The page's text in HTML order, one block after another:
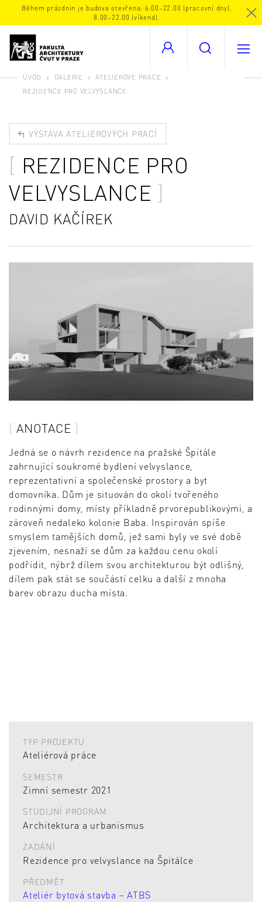
Během prázdnin je budova otevřena: 6.00–22.00 (pracovní dny),
8.00–22.00 (víkend).
ÚVOD GALERIE
ATELIÉROVÉ PRÁCE
REZIDENCE PRO VELVYSLANCE
VÝSTAVA ATELIÉROVÝCH PRACÍ
REZIDENCE PRO
VELVYSLANCE
DAVID KAČÍREK
ANOTACE
Jedná se o návrh rezidence na pražské Špitále
zahrnující soukromé bydlení velvyslance,
reprezentativní a společenské prostory a byt
domovníka. Dům je situován do okolí tvořeného
rodinnými domy, místy příkladně prvorepublikovými, a
zároveň nedaleko kolonie Baba. Inspirován spíše
smyslem tamějších domů, jež sami byly ve své době
zjevením, nesnaží se dům za každou cenu okolí
podřídit, nýbrž dílem svou architekturou být odlišný,
dílem pak stát se součástí celku a další z mnoha
barev obrazu ducha místa.
TYP PROJEKTU
Ateliérová práce
SEMESTR
Zimní semestr 2021
STUDIJNÍ PROGRAM
Architektura a urbanismus
ZADÁNÍ
Rezidence pro velvyslance na Špitálce
PŘEDMĚT
Ateliér bytová stavba – ATBS